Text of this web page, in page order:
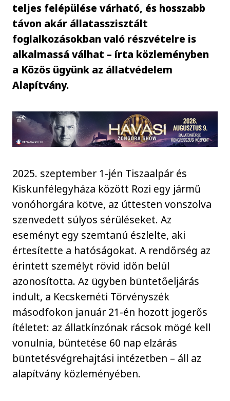
teljes felépülése várható, és hosszabb
távon akár állatasszisztált
foglalkozásokban való részvételre is
alkalmassá válhat – írta közleményben
a Közös ügyünk az állatvédelem
Alapítvány.
2025. szeptember 1-jén Tiszaalpár és
Kiskunfélegyháza között Rozi egy jármű
vonóhorgára kötve, az úttesten vonszolva
szenvedett súlyos sérüléseket. Az
eseményt egy szemtanú észlelte, aki
értesítette a hatóságokat. A rendőrség az
érintett személyt rövid időn belül
azonosította. Az ügyben büntetőeljárás
indult, a Kecskeméti Törvényszék
másodfokon január 21-én hozott jogerős
ítéletet: az állatkínzónak rácsok mögé kell
vonulnia, büntetése 60 nap elzárás
büntetésvégrehajtási intézetben – áll az
alapítvány közleményében.